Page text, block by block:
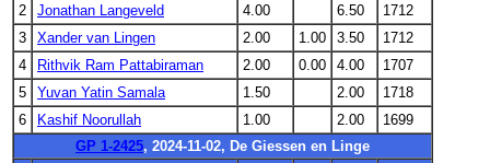
2
Jonathan Langeveld 4.00 6.50
1712
3
Xander van Lingen 2.00 1.00 3.50
1712
4
Rithvik Ram Pattabiraman 2.00 0.00 4.00
1707
5
Yuvan Yatin Samala 1.50 2.00
1718
6
Kashif Noorullah 1.00 2.00
1699
GP 1-2425, 2024-11-02, De Giessen en Linge